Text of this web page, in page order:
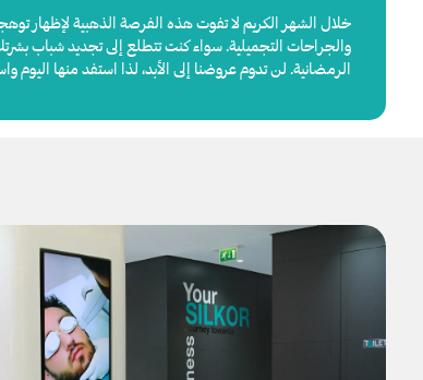
خلال الشهر الكريم لا تفوت هذه الفرصة الذهبية لإظهار
والجراحات التجميلية. سواء كنت تتطلع إلى تجديد شباب
الرمضانية. لن تدوم عروضنا إلى الأبد، لذا استفد منها